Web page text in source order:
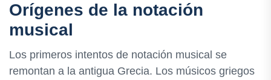
Orígenes de la notación
musical
Los primeros intentos de notación musical se
remontan a la antigua Grecia. Los músicos griegos